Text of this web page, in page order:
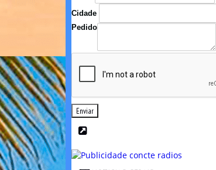
Cidade
Pedido
Enviar